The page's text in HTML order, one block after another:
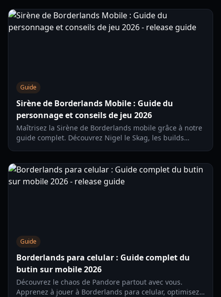
Guide
Sirène de Borderlands Mobile : Guide du
personnage et conseils de jeu 2026
Maîtrisez la Sirène de Borderlands mobile grâce à notre
guide complet. Découvrez Nigel le Skag, les builds
Guide
Borderlands para celular : Guide complet du
butin sur mobile 2026
Découvrez le chaos de Pandore partout avec vous.
Apprenez à jouer à Borderlands para celular, optimisez